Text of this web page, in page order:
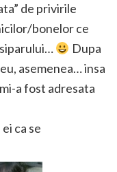
de privirile
bonelor ce
Dupa
asemenea… insa
a fost adresata
ca se